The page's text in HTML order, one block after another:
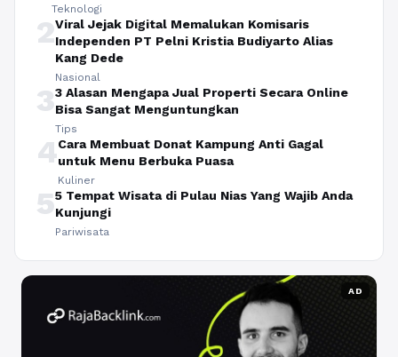
Teknologi
2Viral Jejak Digital Memalukan Komisaris
Independen PT Pelni Kristia Budiyarto Alias
Kang Dede
Nasional
33 Alasan Mengapa Jual Properti Secara Online
Bisa Sangat Menguntungkan
Tips
4Cara Membuat Donat Kampung Anti Gagal
untuk Menu Berbuka Puasa
Kuliner
55 Tempat Wisata di Pulau Nias Yang Wajib Anda
Kunjungi
Pariwisata
AD